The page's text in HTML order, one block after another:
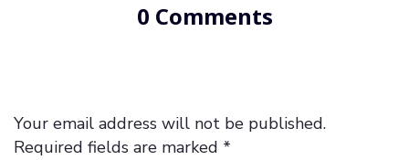
0 Comments
Your email address will not be published.
Required fields are marked *